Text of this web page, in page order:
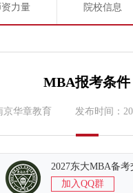
资力量 院校信息
MBA报考条件
京华章教育 发布时间：
2027东大MBA备考
加入QQ群